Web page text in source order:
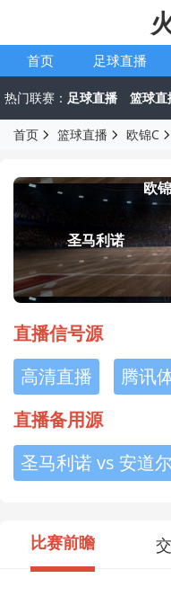
首页 足球直播
热门联赛： 足球直播 篮球直
首页 篮球直播 欧锦C
圣马利诺
欧
直播信号源
高清直播
腾讯
直播备用源
圣马利诺 vs 安道
比赛前瞻